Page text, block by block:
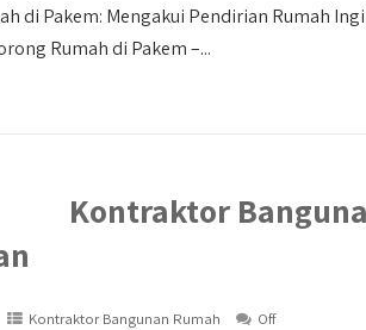
di Pakem: Mengakui Pendirian Rumah
Rumah di Pakem –...
Kontraktor
Kontraktor Bangunan Rumah Off